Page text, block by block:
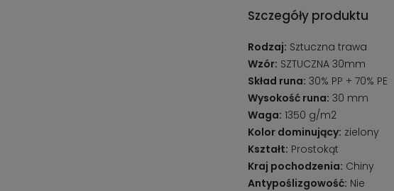
Szczegóły produktu
Rodzaj: Sztuczna trawa
Wzór: SZTUCZNA 30mm
Skład runa: 30% PP + 70% PE
Wysokość runa: 30 mm
Waga: 1350 g/m2
Kolor dominujący: zielony
Kształt: Prostokąt
Kraj pochodzenia: Chiny
Antypoślizgowość: Nie